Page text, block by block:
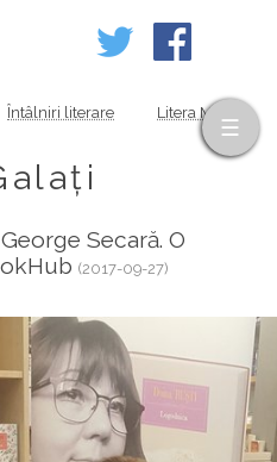
Întâlniri literare Litera MOV
Secară. O
(2017-09-27)